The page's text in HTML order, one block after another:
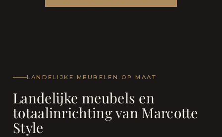
LANDELIJKE MEUBELEN OP MAAT
Landelijke meubels en
totaalinrichting van Marcotte
Style